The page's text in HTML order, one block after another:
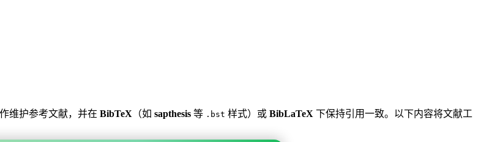
维护参考文献，并在 BibTeX （如 sapthesis 等 .bst 样式）或 BibLaTeX 下保持引用一致。以下内容将文献工